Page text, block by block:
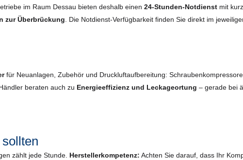
im Raum Dessau bieten deshalb einen 24-Stunden-Notdienst mit
zur Überbrückung . Die Notdienst-Verfügbarkeit finden Sie direkt im
für Neuanlagen, Zubehör und Druckluftaufbereitung:
beraten auch zu Energieeffizienz und Leckageortung – gerade bei
zählt jede Stunde. Herstellerkompetenz: Achten Sie darauf, dass Ihr